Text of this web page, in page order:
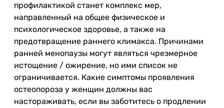
профилактикой станет комплекс мер,
направленный на общее физическое и
психологическое здоровье, а также на
предотвращение раннего климакса. Причинами
ранней менопаузы могут являться чрезмерное
истощение / ожирение, но ими список не
ограничивается. Какие симптомы проявления
остеопороза у женщин должны вас
настораживать, если вы заботитесь о продлении